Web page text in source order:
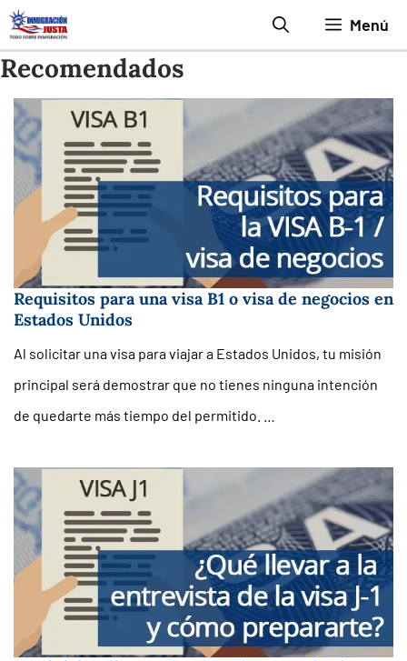
Saltar
al
contenido
Menú
Recomendados
Requisitos para una visa B1 o visa de negocios en
Estados Unidos
Al solicitar una visa para viajar a Estados Unidos, tu misión
principal será demostrar que no tienes ninguna intención
de quedarte más tiempo del permitido. …